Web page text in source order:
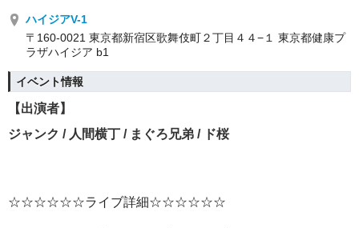
ハイジアV-1
〒160-0021 東京都新宿区歌舞伎町２丁目４４−１ 東京都健康プ
ラザハイジア b1
イベント情報
【出演者】
ジャンク / 人間横丁 / まぐろ兄弟 / ド桜
☆☆☆☆☆☆ライブ詳細☆☆☆☆☆☆